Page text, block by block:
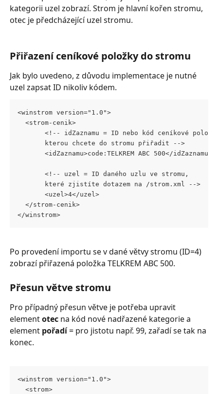
kategorii uzel zobrazí. Strom je hlavní kořen stromu,
otec je předcházející uzel stromu.
Přiřazení ceníkové položky do stromu
Jak bylo uvedeno, z důvodu implementace je nutné
uzel zapsat ID nikoliv kódem.
<winstrom version="1.0">
  <strom-cenik>
<!-- idZaznamu = ID nebo kód ceníkové
       kterou chcete do stromu přiřadit -->
       <idZaznamu>code:TELKREM ABC 500</idZaznamu>
       <!-- uzel = ID daného uzlu ve stromu,
       které zjistíte dotazem na /strom.xml -->
       <uzel>4</uzel>
  </strom-cenik>
</winstrom>
Po provedení importu se v dané větvy stromu (ID=4)
zobrazí přiřazená položka TELKREM ABC 500.
Přesun větve stromu
Pro případný přesun větve je potřeba upravit
element otec na kód nové nadřazené kategorie a
element pořadí = pro jistotu např. 99, zařadí se tak na
konec.
<winstrom version="1.0">
  <strom>